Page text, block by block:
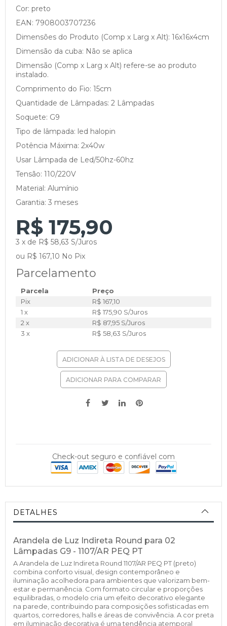
Cor: preto
EAN: 7908003707236
Dimensões do Produto (Comp x Larg x Alt): 16x16x4cm
Dimensão da cuba: Não se aplica
Dimensão (Comp x Larg x Alt) refere-se ao produto
instalado.
Comprimento do Fio: 15cm
Quantidade de Lâmpadas: 2 Lâmpadas
Soquete: G9
Tipo de lâmpada: led halopin
Potência Máxima: 2x40w
Usar Lâmpada de Led/50hz-60hz
Tensão: 110/220V
Material: Alumínio
Garantia: 3 meses
R$ 175,90
3 x de R$ 58,63 S/Juros
ou R$ 167,10 No Pix
Parcelamento
Parcela
Preço
Pix
R$ 167,10
1 x
R$ 175,90 S/Juros
2 x
R$ 87,95 S/Juros
3 x
R$ 58,63 S/Juros
ADICIONAR À LISTA DE DESEJOS
ADICIONAR PARA COMPARAR
Check-out seguro e confiável com
DETALHES
Arandela de Luz Indireta Round para 02
Lâmpadas G9 - 1107/AR PEQ PT
A Arandela de Luz Indireta Round 1107/AR PEQ PT (preto)
combina conforto visual, design contemporâneo e
iluminação acolhedora para ambientes que valorizam bem-
estar e permanência. Com formato circular e proporções
equilibradas, o modelo cria um efeito decorativo elegante
na parede, contribuindo para composições sofisticadas em
quartos, corredores, halls e áreas de convivência. A cor preta
em iluminação decorativa é uma tendência atemporal